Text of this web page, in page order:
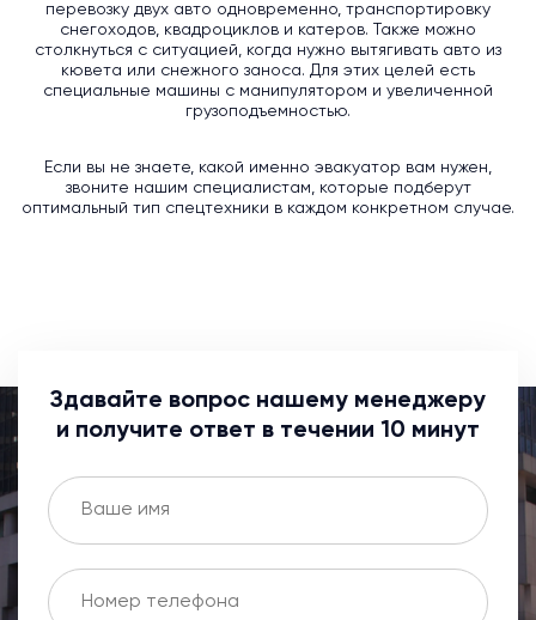
перевозку двух авто одновременно, транспортировку
снегоходов, квадроциклов и катеров. Также можно
столкнуться с ситуацией, когда нужно вытягивать авто из
кювета или снежного заноса. Для этих целей есть
специальные машины с манипулятором и увеличенной
грузоподъемностью.
Если вы не знаете, какой именно эвакуатор вам нужен,
звоните нашим специалистам, которые подберут
оптимальный тип спецтехники в каждом конкретном случае.
Здавайте вопрос нашему менеджеру
и получите ответ в течении 10 минут